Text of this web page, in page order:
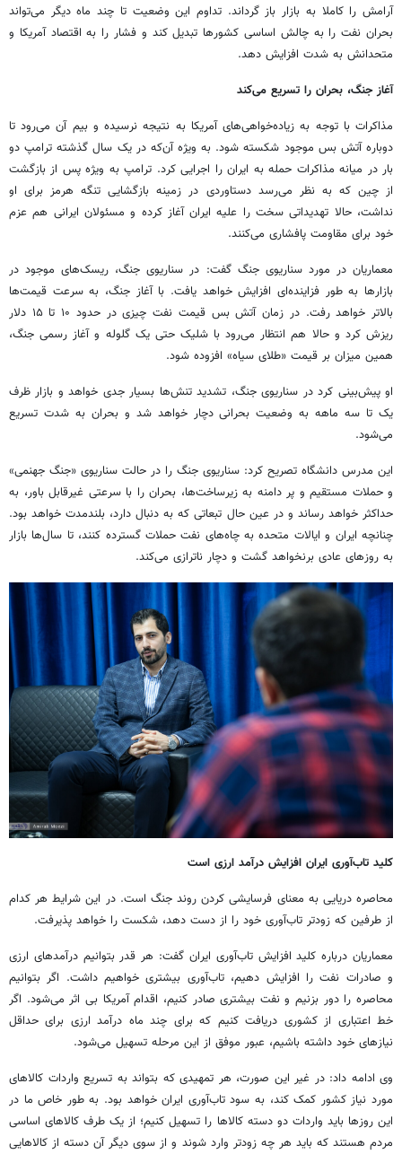
آرامش را کاملا به بازار باز گرداند. تداوم این وضعیت تا چند ماه دیگر می‌تواند
بحران نفت را به چالش اساسی کشورها تبدیل کند و فشار را به اقتصاد آمریکا و
متحدانش به شدت افزایش دهد.
آغاز جنگ، بحران را تسریع می‌کند
مذاکرات با توجه به زیاده‌خواهی‌های آمریکا به نتیجه نرسیده و بیم آن می‌رود تا
دوباره آتش بس موجود شکسته شود. به ویژه آن‌که در یک سال گذشته ترامپ دو
بار در میانه مذاکرات حمله به ایران را اجرایی کرد. ترامپ به ویژه پس از بازگشت
از چین که به نظر می‌رسد دستاوردی در زمینه بازگشایی تنگه هرمز برای او
نداشت، حالا تهدیداتی سخت را علیه ایران آغاز کرده و مسئولان ایرانی هم عزم
خود برای مقاومت پافشاری می‌کنند.
معماریان در مورد سناریوی جنگ گفت: در سناریوی جنگ، ریسک‌های موجود در
بازارها به طور فزاینده‌ای افزایش خواهد یافت. با آغاز جنگ، به سرعت قیمت‌ها
بالاتر خواهد رفت. در زمان آتش بس قیمت نفت چیزی در حدود ۱۰ تا ۱۵ دلار
ریزش کرد و حالا هم انتظار می‌رود با شلیک حتی یک گلوله و آغاز رسمی جنگ،
همین میزان بر قیمت «طلای سیاه» افزوده شود.
او پیش‌بینی کرد در سناریوی جنگ، تشدید تنش‌ها بسیار جدی خواهد و بازار ظرف
یک تا سه ماهه به وضعیت بحرانی دچار خواهد شد و بحران به شدت تسریع
می‌شود.
این مدرس دانشگاه تصریح کرد: سناریوی جنگ را در حالت سناریوی «جنگ جهنمی»
و حملات مستقیم و پر دامنه به زیرساخت‌ها، بحران را با سرعتی غیرقابل باور، به
حداکثر خواهد رساند و در عین حال تبعاتی که به دنبال دارد، بلندمدت خواهد بود.
چنانچه ایران و ایالات متحده به چاه‌های نفت حملات گسترده کنند، تا سال‌ها بازار
به روزهای عادی برنخواهد گشت و دچار ناترازی می‌کند.
کلید تاب‌آوری ایران افزایش درآمد ارزی است
محاصره دریایی به معنای فرسایشی کردن روند جنگ است. در این شرایط هر کدام
از طرفین که زودتر تاب‌آوری خود را از دست دهد، شکست را خواهد پذیرفت.
معماریان درباره کلید افزایش تاب‌آوری ایران گفت: هر قدر بتوانیم درآمدهای ارزی
و صادرات نفت را افزایش دهیم، تاب‌آوری بیشتری خواهیم داشت. اگر بتوانیم
محاصره را دور بزنیم و نفت بیشتری صادر کنیم، اقدام آمریکا بی اثر می‌شود. اگر
خط اعتباری از کشوری دریافت کنیم که برای چند ماه درآمد ارزی برای حداقل
نیازهای خود داشته باشیم، عبور موفق از این مرحله تسهیل می‌شود.
وی ادامه داد: در غیر این صورت، هر تمهیدی که بتواند به تسریع واردات کالاهای
مورد نیاز کشور کمک کند، به سود تاب‌آوری ایران خواهد بود. به طور خاص ما در
این روزها باید واردات دو دسته کالاها را تسهیل کنیم؛‌ از یک طرف کالاهای اساسی
مردم هستند که باید هر چه زودتر وارد شوند و از سوی دیگر آن دسته از کالاهایی